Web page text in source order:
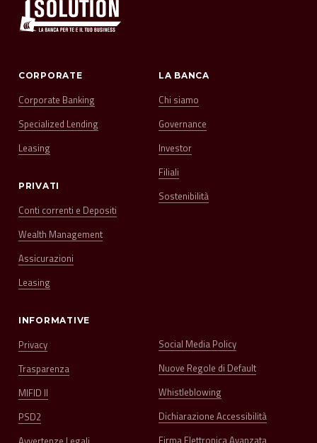
CORPORATE
Corporate Banking
Specialized Lending
Leasing
PRIVATI
Conti correnti e Depositi
Wealth Management
Assicurazioni
Leasing
LA BANCA
Chi siamo
Governance
Investor
Filiali
Sostenibilità
INFORMATIVE
Privacy
Trasparenza
MIFID II
PSD2
Social Media Policy
Nuove Regole di Default
Whistleblowing
Dichiarazione Accessibilità